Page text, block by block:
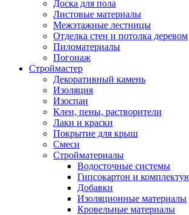
Доска для пола
Листовые материалы
Межэтажные лестницы
Отделка стен и потолка деревом
Пиломатериалы
Погонаж
Строймастер
Декоративный камень
Изоляция
Изоспан
Клеи, пены, растворители
Лаки и краски
Покрытие для крыш
Смеси
Стройматериалы
Водосточные системы
Гипсокартон и
Добавки
Изоляционные материалы
Кровельные материалы